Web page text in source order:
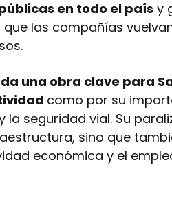
en todo el país y
las compañías
una obra clave para
como por su
seguridad vial. Su
sino que
económica y el